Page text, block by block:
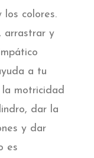
los colores.
arrastrar y
a tu
motricidad
dar la
y dar
es